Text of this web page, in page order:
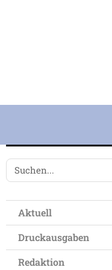
Aktuell
Druckausgaben
Redaktion